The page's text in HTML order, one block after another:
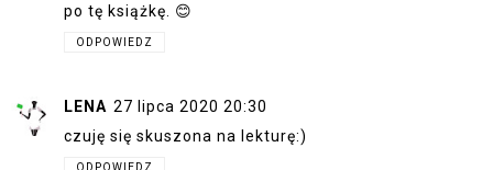
po tę książkę. 😊
ODPOWIEDZ
LENA 27 lipca 2020 20:30
czuję się skuszona na lekturę:)
ODPOWIEDZ